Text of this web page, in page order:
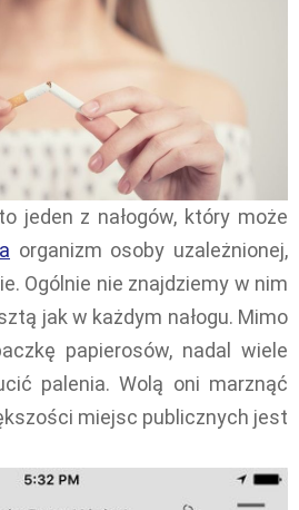
jeden z nałogów, który może
organizm osoby uzależnionej,
Ogólnie nie znajdziemy w nim
jak w każdym nałogu. Mimo
papierosów, nadal wiele
palenia. Wolą oni marznąć
miejsc publicznych jest